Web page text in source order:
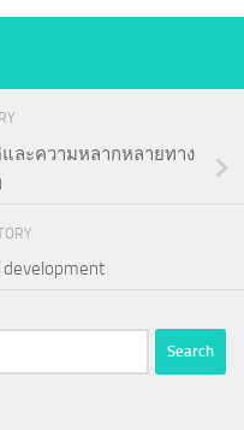
ละความหลากหลายทาง
development